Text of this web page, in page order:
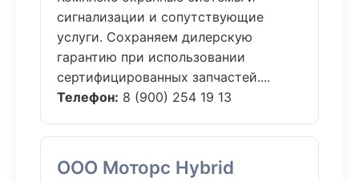
сигнализации и сопутствующие
услуги. Сохраняем дилерскую
гарантию при использовании
сертифицированных запчастей....
Телефон: 8 (900) 254 19 13
ООО Моторс Hybrid